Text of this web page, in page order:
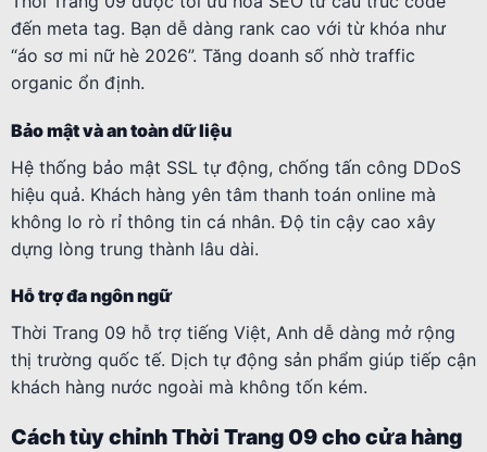
đến meta tag. Bạn dễ dàng rank cao với từ khóa như
“áo sơ mi nữ hè 2026”. Tăng doanh số nhờ traffic
organic ổn định.
Bảo mật và an toàn dữ liệu
Hệ thống bảo mật SSL tự động, chống tấn công DDoS
hiệu quả. Khách hàng yên tâm thanh toán online mà
không lo rò rỉ thông tin cá nhân. Độ tin cậy cao xây
dựng lòng trung thành lâu dài.
Hỗ trợ đa ngôn ngữ
Thời Trang 09 hỗ trợ tiếng Việt, Anh dễ dàng mở rộng
thị trường quốc tế. Dịch tự động sản phẩm giúp tiếp cận
khách hàng nước ngoài mà không tốn kém.
Cách tùy chỉnh Thời Trang 09 cho cửa hàng